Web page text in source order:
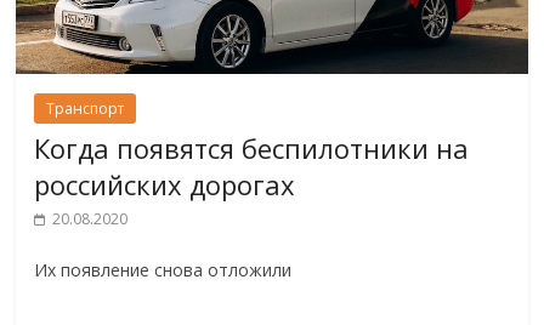
Транспорт
Когда появятся беспилотники на
российских дорогах
20.08.2020
Их появление снова отложили